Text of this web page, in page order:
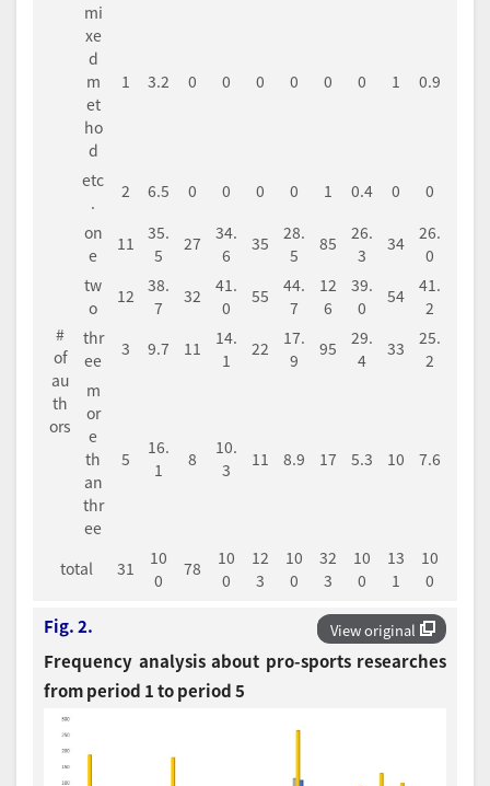
mi
xe
d
m
et
ho
d
1 3.2 0 0 0 0 0 0 1 0.9
etc
.
2 6.5 0 0 0 0 1 0.4 0 0
#
of
au
th
ors
on
e
11
35.
5
27
34.
6
35
28.
5
85
26.
3
34
26.
0
tw
o
12
38.
7
32
41.
0
55
44.
7
12
6
39.
0
54
41.
2
thr
ee
3 9.7 11
14.
1
22
17.
9
95
29.
4
33
25.
2
m
or
e
th
an
thr
ee
5
16.
1
8
10.
3
11 8.9 17 5.3 10 7.6
total 31
10
0
78
10
0
12
3
10
0
32
3
10
0
13
1
10
0
View original
Fig. 2.
Frequency analysis about pro-sports researches
from period 1 to period 5